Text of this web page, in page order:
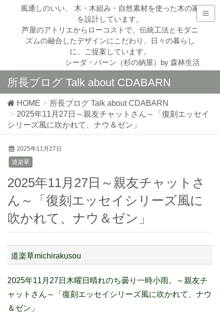
風通しのいい、 木・木組み・自然素材を使った木の家
を設計しています。
芦屋のアトリエからローコストで、伝統工法とモダニ
ズムの融合したデザインにこだわり、日々の暮らし
に、ご提案しています。
シーダ・バーン（杉の納屋）by 森林生活
所長ブログ Talk about CDABARN
HOME
所長ブログ Talk about CDABARN
2025年11月27日～親友チャットさん～「復刻エッセイ
シリーズ風に吹かれて、ナウ＆ゼン」
2025年11月27日
道楽草
2025年11月27日～親友チャットさ
ん～「復刻エッセイシリーズ風に
吹かれて、ナウ＆ゼン」
道楽草michirakusou
2025年11月27日木曜日晴れのち曇り一時小雨。～親友チ
ャットさん～「復刻エッセイシリーズ風に吹かれて、ナウ
＆ゼン」